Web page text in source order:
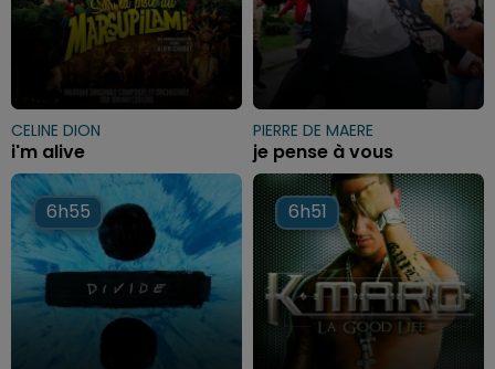
CELINE DION
i'm alive
PIERRE DE MAERE
je pense à vous
6h55
6h55 6h51
6h51